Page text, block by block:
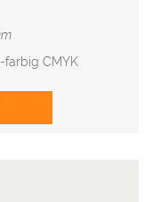
farbig CMYK